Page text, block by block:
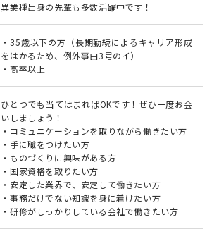
異業種出身の先輩も多数活躍中です！
・35歳以下の方（長期勤続によるキャリア形成
をはかるため、例外事由3号のイ）
・高卒以上
ひとつでも当てはまればOKです！ぜひ一度お会
いしましょう！
・コミュニケーションを取りながら働きたい方
・手に職をつけたい方
・ものづくりに興味がある方
・国家資格を取りたい方
・安定した業界で、安定して働きたい方
・事務だけでない知識を身に着けたい方
・研修がしっかりしている会社で働きたい方